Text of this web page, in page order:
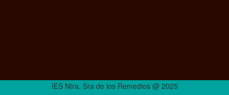
IES Ntra. Sra de los Remedios @ 2025